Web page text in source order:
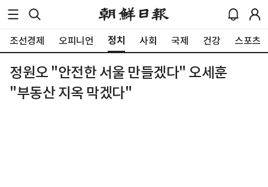
조선경제 오피니언 정치 사회 국제 건강 스포츠
정원오 "안전한 서울 만들겠다" 오세훈
"부동산 지옥 막겠다"